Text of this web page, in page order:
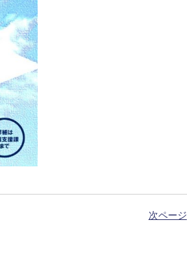
次ページ